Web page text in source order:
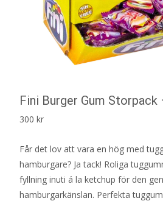
Fini Burger Gum
300 kr
Får det lov att vara en hög med
hamburgare? Ja tack! Roliga
fyllning inuti á la ketchup för den
hamburgarkänslan. Perfekta